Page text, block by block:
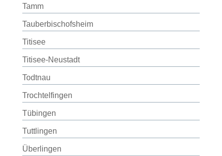
Tamm
Tauberbischofsheim
Titisee
Titisee-Neustadt
Todtnau
Trochtelfingen
Tübingen
Tuttlingen
Überlingen